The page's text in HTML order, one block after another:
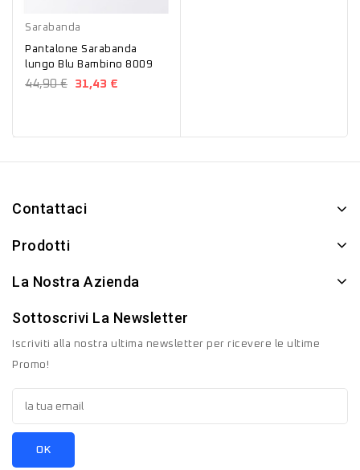
Sarabanda
Pantalone Sarabanda
lungo Blu Bambino 8009
44,90 € 31,43 €
Contattaci
Prodotti
La Nostra Azienda
Sottoscrivi La Newsletter
Iscriviti alla nostra ultima newsletter per ricevere le ultime
Promo!